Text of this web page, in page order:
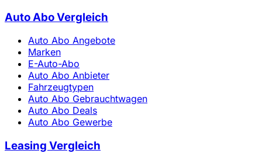
Auto Abo Vergleich
Auto Abo Angebote
Marken
E-Auto-Abo
Auto Abo Anbieter
Fahrzeugtypen
Auto Abo Gebrauchtwagen
Auto Abo Deals
Auto Abo Gewerbe
Leasing Vergleich